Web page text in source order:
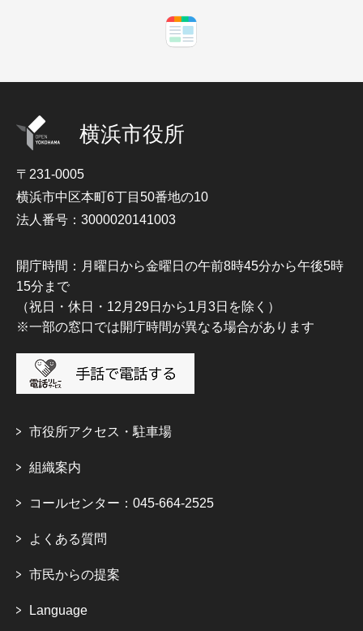
横浜市役所
〒231-0005
横浜市中区本町6丁目50番地の10
法人番号：3000020141003
開庁時間：月曜日から金曜日の午前8時45分から午後5時
15分まで
（祝日・休日・12月29日から1月3日を除く）
※一部の窓口では開庁時間が異なる場合があります
市役所アクセス・駐車場
組織案内
コールセンター：045-664-2525
よくある質問
市民からの提案
Language